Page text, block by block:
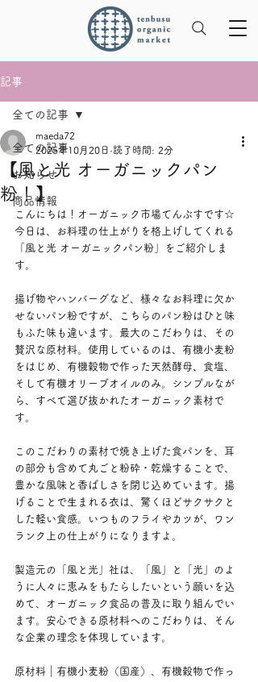
記事
全ての記事
お知らせ
商品情報
全ての記事
【風と光 オーガニックパン
粉！】
maeda72
2025年10月20日 読了時間: 2分
こんにちは！オーガニック市場てんぶすです☆
今日は、お料理の仕上がりを格上げしてくれる
「風と光 オーガニックパン粉」をご紹介しま
す。
揚げ物やハンバーグなど、様々なお料理に欠か
せないパン粉ですが、こちらのパン粉はひと味
もふた味も違います。最大のこだわりは、その
贅沢な原材料。使用しているのは、有機小麦粉
をはじめ、有機穀物で作った天然酵母、食塩、
そして有機オリーブオイルのみ。シンプルなが
ら、すべて選び抜かれたオーガニック素材で
す。
このこだわりの素材で焼き上げた食パンを、耳
の部分も含めて丸ごと粉砕・乾燥することで、
豊かな風味と香ばしさを閉じ込めています。揚
げることで生まれる衣は、驚くほどサクサクと
した軽い食感。いつものフライやカツが、ワン
ランク上の仕上がりになりますよ。
製造元の「風と光」社は、「風」と「光」のよ
うに人々に恵みをもたらしたいという願いを込
めて、オーガニック食品の普及に取り組んでい
ます。安心できる原材料へのこだわりは、そん
な企業の理念を体現しています。
原材料｜有機小麦粉（国産）、有機穀物で作っ